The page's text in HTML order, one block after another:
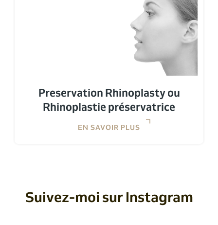
Preservation Rhinoplasty ou
Rhinoplastie préservatrice
EN SAVOIR PLUS
Suivez-moi sur Instagram